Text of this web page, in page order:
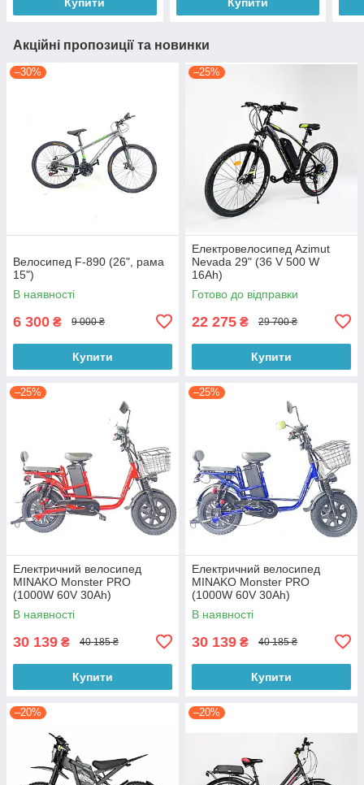
Акційні пропозиції та новинки
–30%
Велосипед F-890 (26", рама
15")
В наявності
6 300 ₴ 9 000 ₴
Купити
–25%
Електровелосипед Azimut
Nevada 29" (36 V 500 W
16Ah)
Готово до відправки
22 275 ₴ 29 700 ₴
Купити
–25%
Eлектричний велосипед
MINAKO Monster PRO
(1000W 60V 30Ah)
В наявності
30 139 ₴ 40 185 ₴
Купити
–25%
Eлектричний велосипед
MINAKO Monster PRO
(1000W 60V 30Ah)
В наявності
30 139 ₴ 40 185 ₴
Купити
–20% –20%